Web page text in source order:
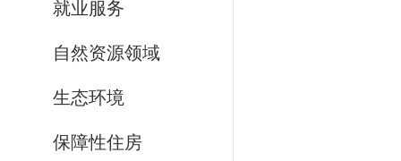
就业服务
自然资源领域
生态环境
保障性住房